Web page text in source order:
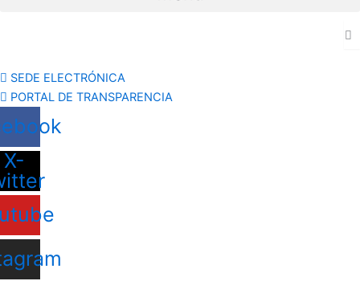
SEDE ELECTRÓNICA
PORTAL DE TRANSPARENCIA
X-